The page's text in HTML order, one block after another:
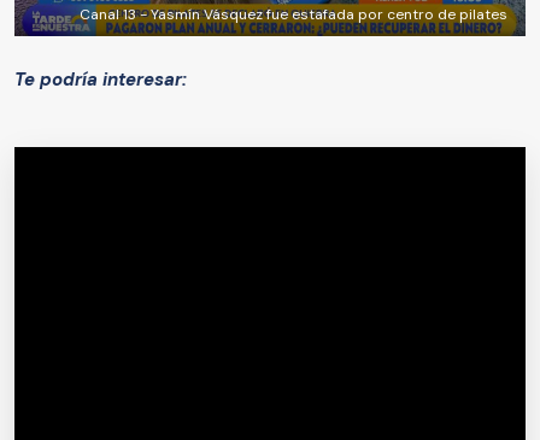
Canal 13 - Yasmín Vásquez fue estafada por centro de pilates
Te podría interesar: